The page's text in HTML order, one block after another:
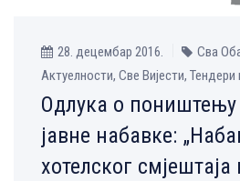
28. децембар 2016.
Сва
Aктуелности, Све Вијести, Тендери
Одлука о поништењу
јавне набавке:
хотелског